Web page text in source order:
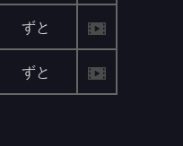
ずと
ずと